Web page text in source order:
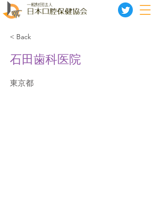
< Back
石田歯科医院
東京都